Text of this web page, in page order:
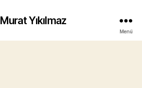
Murat Yıkılmaz
Menü